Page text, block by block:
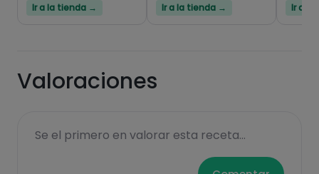
Ir a la tienda → Ir a la tienda → Ir a
Valoraciones
Se el primero en valorar esta receta...